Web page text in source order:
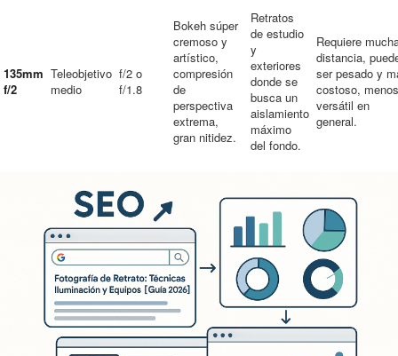
135mm
f/2
Teleobjetivo
medio
f/2 o
f/1.8
Bokeh súper
cremoso y
artístico,
compresión
de
perspectiva
extrema,
gran nitidez.
Retratos
de estudio
y
exteriores
donde se
busca un
aislamiento
máximo
del fondo.
Requiere
distancia,
ser pesado y
costoso, menos
versátil en
general.